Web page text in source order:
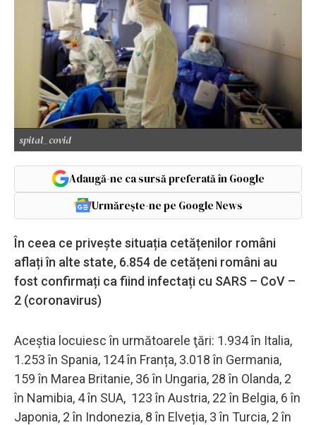
spital_covid
Adaugă-ne ca sursă preferată în Google
Urmărește-ne pe Google News
În ceea ce privește situația cetățenilor români
aflați în alte state, 6.854 de cetățeni români au
fost confirmați ca fiind infectați cu SARS – CoV –
2 (coronavirus)
Aceştia locuiesc în următoarele ţări: 1.934 în Italia,
1.253 în Spania, 124 în Franța, 3.018 în Germania,
159 în Marea Britanie, 36 în Ungaria, 28 în Olanda, 2
în Namibia, 4 în SUA, 123 în Austria, 22 în Belgia, 6 în
Japonia, 2 în Indonezia, 8 în Elveția, 3 în Turcia, 2 în